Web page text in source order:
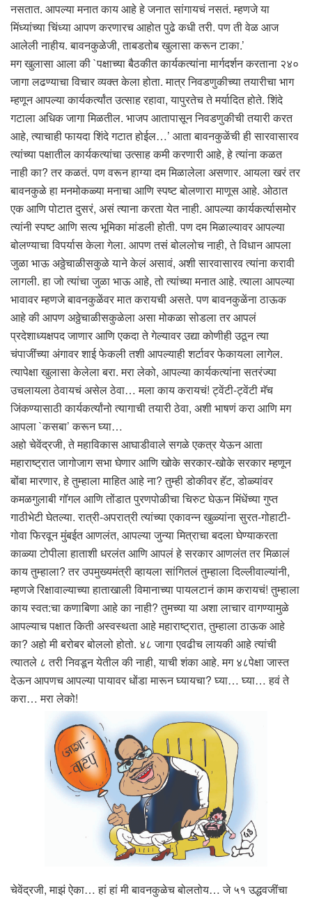
नसतात. आपल्या मनात काय आहे हे जनात सांगायचं नसतं. म्हणजे या
मिंध्यांच्या चिंध्या आपण करणारच आहोत पुढे कधी तरी. पण ती वेळ आज
आलेली नाहीय. बावनकुळेजी, ताबडतोब खुलासा करून टाका.’
मग खुलासा आला की `पक्षाच्या बैठकीत कार्यकत्यांना मार्गदर्शन करताना २४०
जागा लढण्याचा विचार व्यक्त केला होता. मात्र निवडणुकीच्या तयारीचा भाग
म्हणून आपल्या कार्यकर्त्यांत उत्साह रहावा, यापुरतेच ते मर्यादित होते. शिंदे
गटाला अधिक जागा मिळतील. भाजप आतापासून निवडणुकीची तयारी करत
आहे, त्याचाही फायदा शिंदे गटात होईल…’ आता बावनकुळेंची ही सारवासारव
त्यांच्या पक्षातील कार्यकत्यांचा उत्साह कमी करणारी आहे, हे त्यांना कळत
नाही का? तर कळतं. पण वरून हाग्या दम मिळालेला असणार. आयला खरं तर
बावनकुळे हा मनमोकळ्या मनाचा आणि स्पष्ट बोलणारा माणूस आहे. ओठात
एक आणि पोटात दुसरं, असं त्याना करता येत नाही. आपल्या कार्यकर्त्यासमोर
त्यांनी स्पष्ट आणि सत्य भूमिका मांडली होती. पण दम मिळाल्यावर आपल्या
बोलण्याचा विपर्यास केला गेला. आपण तसं बोललोच नाही, ते विधान आपला
जुळा भाऊ अठ्ठेचाळीसकुळे याने केलं असावं, अशी सारवासारव त्यांना करावी
लागली. हा जो त्यांचा जुळा भाऊ आहे, तो त्यांच्या मनात आहे. त्याला आपल्या
भावावर म्हणजे बावनकुळेंवर मात करायची असते. पण बावनकुळेंना ठाऊक
आहे की आपण अठ्ठेचाळीसकुळेला असा मोकळा सोडला तर आपलं
प्रदेशाध्यक्षपद जाणार आणि एकदा ते गेल्यावर उद्या कोणीही उठून त्या
चंपाजींच्या अंगावर शाई फेकली तशी आपल्याही शर्टावर फेकायला लागेल.
त्यापेक्षा खुलासा केलेला बरा. मरा लेको, आपल्या कार्यकत्यांना सतरंज्या
उचलायला ठेवायचं असेल ठेवा… मला काय करायचं! ट्वेंटी-ट्वेंटी मॅच
जिंकण्यासाठी कार्यकर्त्यांनो त्यागाची तयारी ठेवा, अशी भाषणं करा आणि मग
आपला `कसबा’ करून घ्या…
अहो चेवेंद्रजी, ते महाविकास आघाडीवाले सगळे एकत्र येऊन आता
महाराष्ट्रात जागोजाग सभा घेणार आणि खोके सरकार-खोके सरकार म्हणून
बोंबा मारणार, हे तुम्हाला माहित आहे ना? तुम्ही डोकीवर हॅट, डोळ्यांवर
कमळगुलाबी गॉगल आणि तोंडात पुरणपोळीचा चिरुट घेऊन मिंधेंच्या गुप्त
गाठीभेटी घेतल्या. रात्री-अपरात्री त्यांच्या एकावन्न खुळ्यांना सुरत-गोहाटी-
गोवा फिरवून मुंबईत आणलंत, आपल्या जुन्या मित्राचा बदला घेण्याकरता
काळ्या टोपीला हाताशी धरलंत आणि आपलं हे सरकार आणलंत तर मिळालं
काय तुम्हाला? तर उपमुख्यमंत्री व्हायला सांगितलं तुम्हाला दिल्लीवाल्यांनी,
म्हणजे रिक्षावाल्याच्या हाताखाली विमानाच्या पायलटानं काम करायचं! तुम्हाला
काय स्वत:चा कणाबिणा आहे का नाही? तुमच्या या अशा लाचार वागण्यामुळे
आपल्याच पक्षात किती अस्वस्थता आहे महाराष्ट्रात, तुम्हाला ठाऊक आहे
का? अहो मी बरोबर बोललो होतो. ४८ जागा एवढीच लायकी आहे त्यांची
त्यातले ८ तरी निवडून येतील की नाही, याची शंका आहे. मग ४८पेक्षा जास्त
देऊन आपणच आपल्या पायावर धोंडा मारून घ्यायचा? घ्या… घ्या… हवं ते
करा… मरा लेको!
चेवेंद्रजी, माझं ऐका… हां हां मी बावनकुळेच बोलतोय… जे ५१ उद्धवजींचा